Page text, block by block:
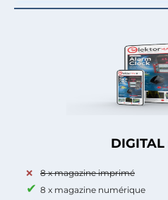
DIGITAL
8 x magazine imprimé
8 x magazine numérique